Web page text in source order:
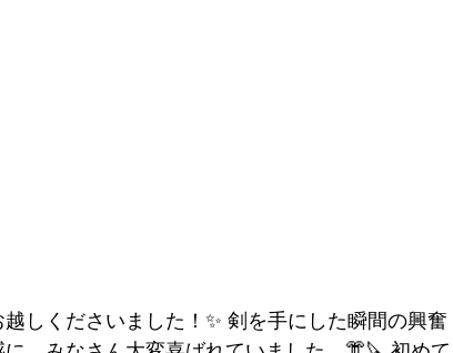
しくださいました！✨ 剣を手にした瞬間の興奮